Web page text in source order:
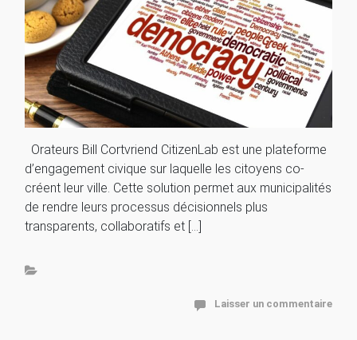
Orateurs Bill Cortvriend CitizenLab est une plateforme
d’engagement civique sur laquelle les citoyens co-
créent leur ville. Cette solution permet aux municipalités
de rendre leurs processus décisionnels plus
transparents, collaboratifs et […]
Laisser un commentaire